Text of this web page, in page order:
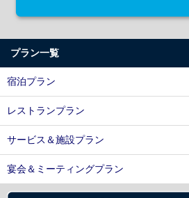
プラン一覧
宿泊プラン
レストランプラン
サービス＆施設プラン
宴会＆ミーティングプラン